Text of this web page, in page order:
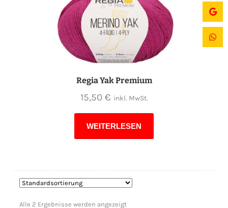
Regia Yak Premium
15,50 € inkl. MwSt.
WEITERLESEN
Alle 2 Ergebnisse werden angezeigt